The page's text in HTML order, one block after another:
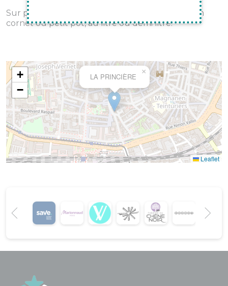
Sur place (coupes en terrasse) ou à emporter en
cornet ou petit pot, au litre ou demi litre.
LA PRINCIÈRE
×
+
−
Leaflet